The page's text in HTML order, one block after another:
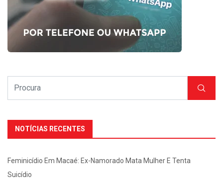
NOTÍCIAS RECENTES
Feminicídio Em Macaé: Ex-Namorado Mata Mulher E Tenta
Suicídio